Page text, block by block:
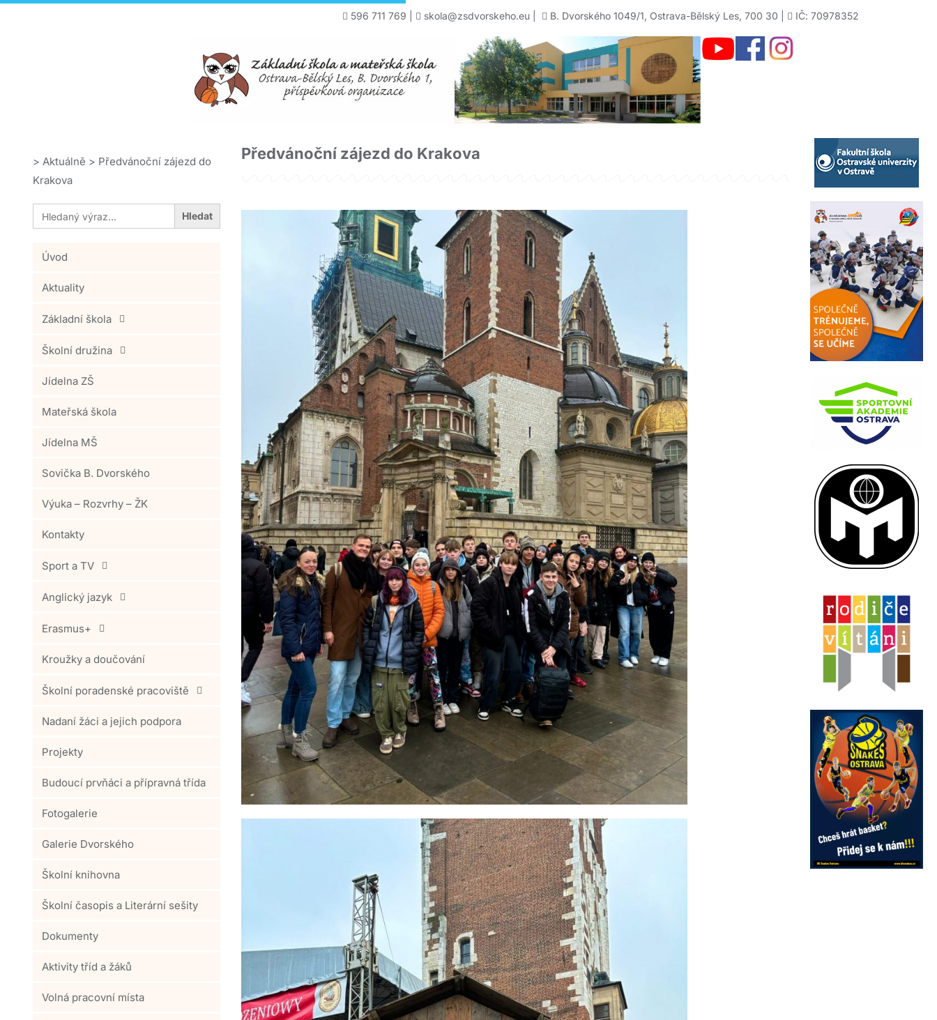
596 711 769 skola@zsdvorskeho.eu B. Dvorského 1049/1, Ostrava-Bělský Les, 700 30 | IČ: 70978352
> Aktuálně > Předvánoční zájezd do
Krakova
Search
for:
Úvod
Aktuality
Základní škola
Školní družina
Jídelna ZŠ
Mateřská škola
Jídelna MŠ
Sovička B. Dvorského
Výuka – Rozvrhy – ŽK
Kontakty
Sport a TV
Anglický jazyk
Erasmus+
Kroužky a doučování
Školní poradenské pracoviště
Nadaní žáci a jejich podpora
Projekty
Budoucí prvňáci a přípravná třída
Fotogalerie
Galerie Dvorského
Školní knihovna
Školní časopis a Literární sešity
Dokumenty
Aktivity tříd a žáků
Volná pracovní místa
Předvánoční zájezd do Krakova